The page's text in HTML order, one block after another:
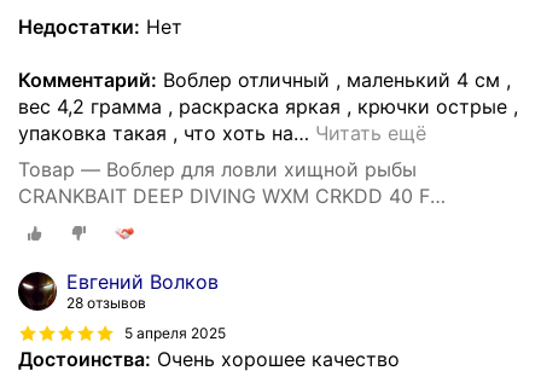
Недостатки: Нет
Комментарий: Воблер отличный , маленький 4 см ,
вес 4,2 грамма , раскраска яркая , крючки острые ,
упаковка такая , что хоть на… Читать ещё
Товар — Воблер для ловли хищной рыбы
CRANKBAIT DEEP DIVING WXM CRKDD 40 F
ORANGETIGER
Евгений Волков
28 отзывов
5 апреля 2025
Достоинства: Очень хорошее качество